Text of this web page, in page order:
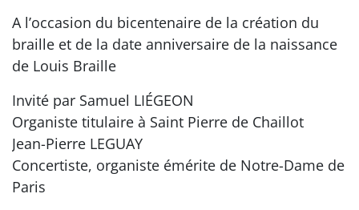
A l’occasion du bicentenaire de la création du
braille et de la date anniversaire de la naissance
de Louis Braille
Invité par Samuel LIÉGEON
Organiste titulaire à Saint Pierre de Chaillot
Jean-Pierre LEGUAY
Concertiste, organiste émérite de Notre-Dame de
Paris